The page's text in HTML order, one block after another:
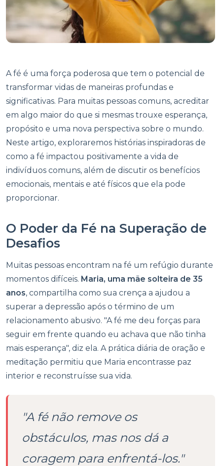
A fé é uma força poderosa que tem o potencial de
transformar vidas de maneiras profundas e
significativas. Para muitas pessoas comuns, acreditar
em algo maior do que si mesmas trouxe esperança,
propósito e uma nova perspectiva sobre o mundo.
Neste artigo, exploraremos histórias inspiradoras de
como a fé impactou positivamente a vida de
indivíduos comuns, além de discutir os benefícios
emocionais, mentais e até físicos que ela pode
proporcionar.
O Poder da Fé na Superação de
Desafios
Muitas pessoas encontram na fé um refúgio durante
momentos difíceis. Maria, uma mãe solteira de 35
anos, compartilha como sua crença a ajudou a
superar a depressão após o término de um
relacionamento abusivo. "A fé me deu forças para
seguir em frente quando eu achava que não tinha
mais esperança", diz ela. A prática diária de oração e
meditação permitiu que Maria encontrasse paz
interior e reconstruísse sua vida.
"A fé não remove os
obstáculos, mas nos dá a
coragem para enfrentá-los."